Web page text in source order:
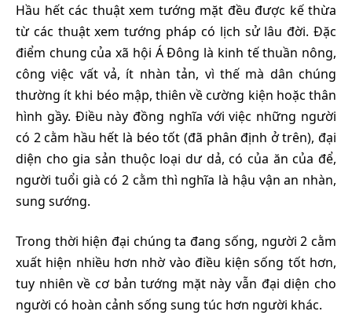
Hầu hết các thuật xem tướng mặt đều được kế thừa
từ các thuật xem tướng pháp có lịch sử lâu đời. Đặc
điểm chung của xã hội Á Đông là kinh tế thuần nông,
công việc vất vả, ít nhàn tản, vì thế mà dân chúng
thường ít khi béo mập, thiên về cường kiện hoặc thân
hình gầy. Điều này đồng nghĩa với việc những người
có 2 cằm hầu hết là béo tốt (đã phân định ở trên), đại
diện cho gia sản thuộc loại dư dả, có của ăn của để,
người tuổi già có 2 cằm thì nghĩa là hậu vận an nhàn,
sung sướng.
Trong thời hiện đại chúng ta đang sống, người 2 cằm
xuất hiện nhiều hơn nhờ vào điều kiện sống tốt hơn,
tuy nhiên về cơ bản tướng mặt này vẫn đại diện cho
người có hoàn cảnh sống sung túc hơn người khác.